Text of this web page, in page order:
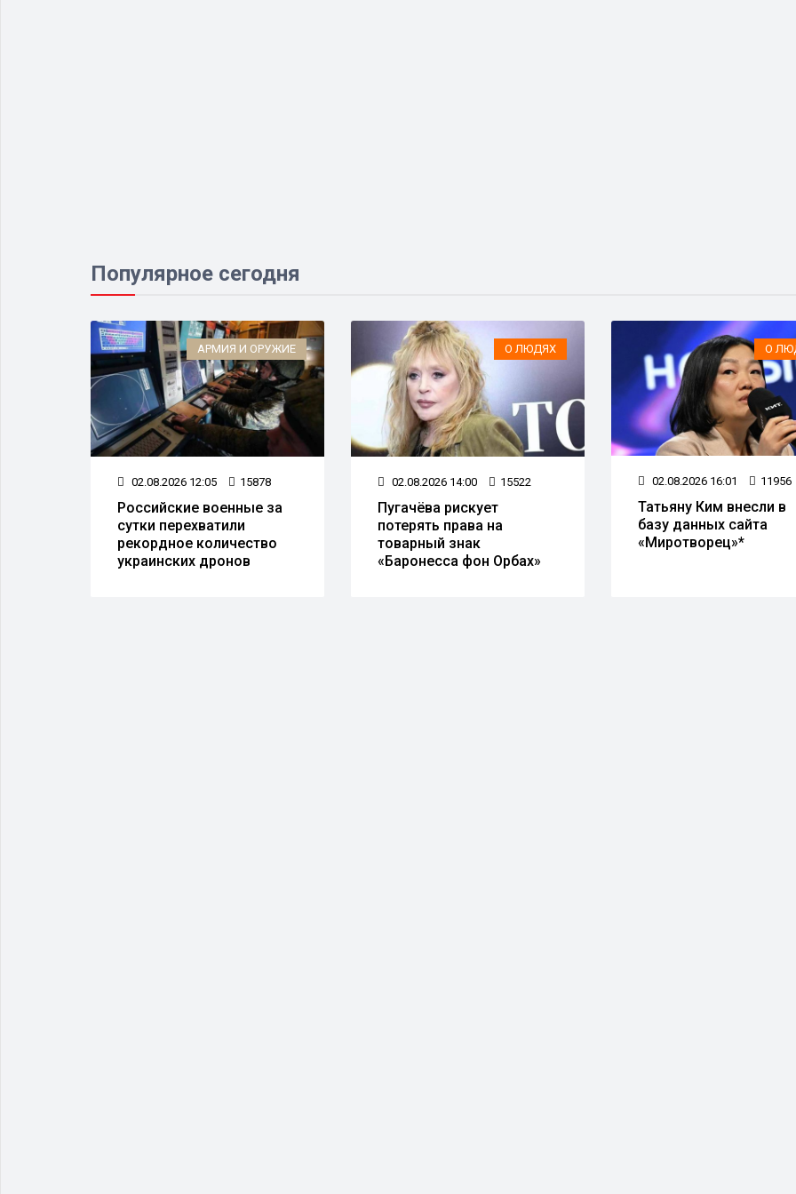
Популярное сегодня
АРМИЯ И ОРУЖИЕ
02.08.2026 12:05 15878
Российские военные за
сутки перехватили
рекордное количество
украинских дронов
О ЛЮДЯХ
02.08.2026 14:00 15522
Пугачёва рискует
потерять права на
товарный знак
«Баронесса фон Орбах»
О
02.08.2026 16:01 11956
Татьяну Ким внесли в
базу данных сайта
«Миротворец»*